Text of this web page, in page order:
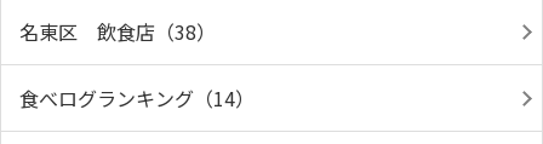
名東区 飲食店（38）
食べログランキング（14）